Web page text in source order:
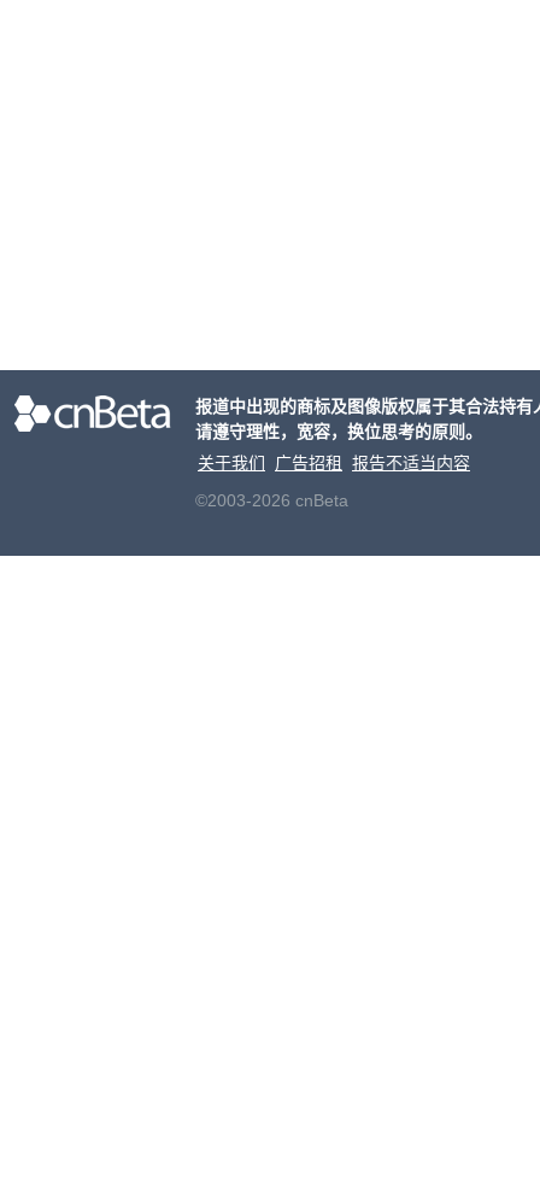
报道中出现的商标及图像版权属于其合法持
请遵守理性，宽容，换位思考的原则。
关于我们
广告招租
报告不适当内容
©2003-2026 cnBeta